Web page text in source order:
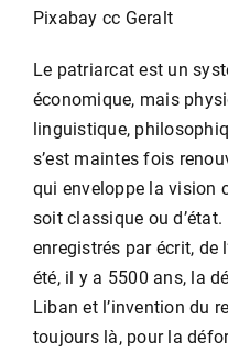
Pixabay cc Geralt
Le patriarcat est un
économique, mais
linguistique,
s’est maintes fois
qui enveloppe la vision
soit classique ou
enregistrés par écrit,
été, il y a 5500 ans, la
Liban et l’invention du
toujours là, pour la